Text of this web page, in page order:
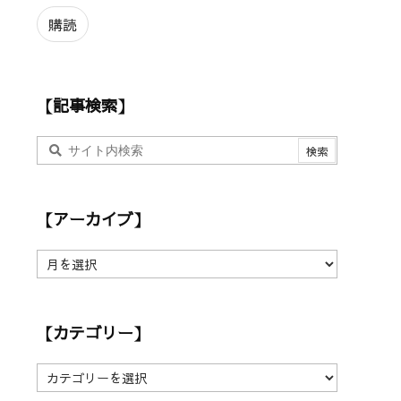
ア
ド
購読
【記事検索】
【アーカイブ】
ア
イ
】
【カテゴリー】
【
カ